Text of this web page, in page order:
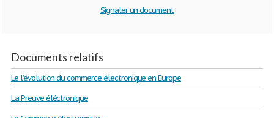
Signaler un document
Documents relatifs
Le l’évolution du commerce électronique en Europe
La Preuve éléctronique